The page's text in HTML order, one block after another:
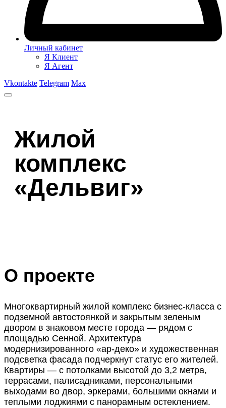
Личный кабинет
Я Клиент
Я Агент
Vkontakte Telegram Max
Жилой
комплекс
«Дельвиг»
О проекте
Многоквартирный жилой комплекс бизнес-класса с
подземной автостоянкой и закрытым зеленым
двором в знаковом месте города — рядом с
площадью Сенной. Архитектура
модернизированного «ар-деко» и художественная
подсветка фасада подчеркнут статус его жителей.
Квартиры — с потолками высотой до 3,2 метра,
террасами, палисадниками, персональными
выходами во двор, эркерами, большими окнами и
теплыми лоджиями с панорамным остеклением.